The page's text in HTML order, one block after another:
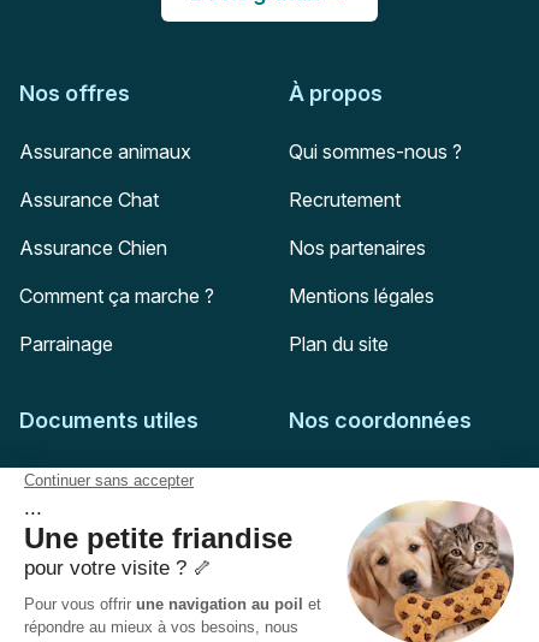
Nos offres
Assurance animaux
Assurance Chat
Assurance Chien
Comment ça marche ?
Parrainage
À propos
Qui sommes-nous ?
Recrutement
Nos partenaires
Mentions légales
Plan du site
Documents utiles
Feuille de soins
Conditions générales
Politique de confidentialité
Politique des Cookies
Nos coordonnées
51-55 rue Hoche
94767
Ivry-sur-Seine
Pas encore client ?
Mail :
adhesion@assuropoil.com